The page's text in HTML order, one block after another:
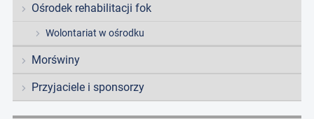
Ośrodek rehabilitacji fok
Wolontariat w ośrodku
Morświny
Przyjaciele i sponsorzy